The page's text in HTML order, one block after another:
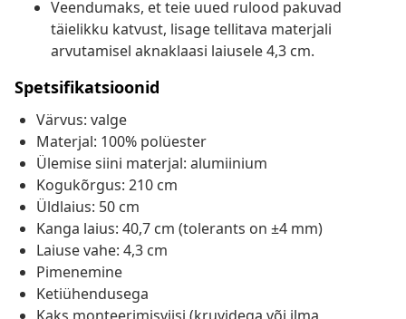
Veendumaks, et teie uued rulood pakuvad
täielikku katvust, lisage tellitava materjali
arvutamisel aknaklaasi laiusele 4,3 cm.
Spetsifikatsioonid
Värvus: valge
Materjal: 100% polüester
Ülemise siini materjal: alumiinium
Kogukõrgus: 210 cm
Üldlaius: 50 cm
Kanga laius: 40,7 cm (tolerants on ±4 mm)
Laiuse vahe: 4,3 cm
Pimenemine
Ketiühendusega